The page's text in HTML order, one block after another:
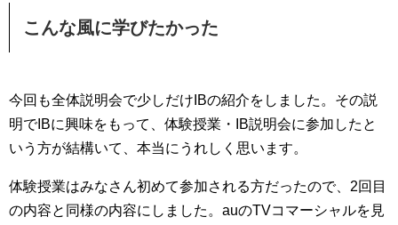
こんな風に学びたかった
今回も全体説明会で少しだけIBの紹介をしました。その説
明でIBに興味をもって、体験授業・IB説明会に参加したと
いう方が結構いて、本当にうれしく思います。
体験授業はみなさん初めて参加される方だったので、2回目
の内容と同様の内容にしました。auのTVコマーシャルを見